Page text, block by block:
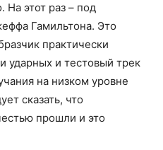
этот раз – под
Гамильтона. Это
практически
ударных и тестовый трек
на низком уровне
сказать, что
прошли и это